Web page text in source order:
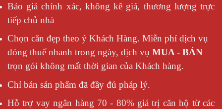
Báo giá chính xác, không kê giá, thương lượng trực
tiếp chủ nhà
Chọn căn đẹp theo ý Khách Hàng. Miễn phí dịch vụ
đóng thuế nhanh trong ngày, dịch vụ MUA - BÁN
trọn gói không mất thời gian của Khách hàng.
Chỉ bán sản phẩm đã đầy đủ pháp lý.
Hỗ trợ vay ngân hàng 70 - 80% giá trị căn hộ từ các